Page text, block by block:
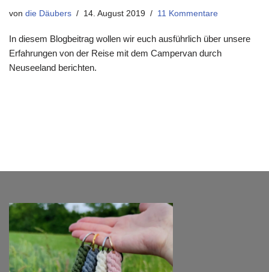
von die Däubers 14. August 2019 11 Kommentare
In diesem Blogbeitrag wollen wir euch ausführlich über unsere
Erfahrungen von der Reise mit dem Campervan durch
Neuseeland berichten.